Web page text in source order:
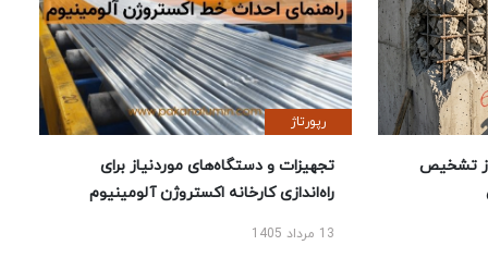
تشخیص
رپورتاژ
تجهیزات و دستگاه‌های موردنیاز برای
راه‌اندازی کارخانه اکستروژن آلومینیوم
13 مرداد 1405